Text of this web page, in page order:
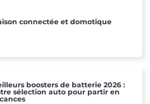
connectée et domotique
boosters de batterie 2026 :
sélection auto pour partir en